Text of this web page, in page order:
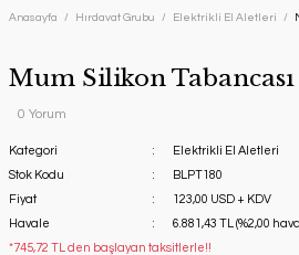
Anasayfa Hırdavat Grubu Elektrikli El Aletleri
Mum Silikon
0 Yorum
Kategori
Elektrikli El Aletleri
Stok Kodu
BLPT180
Fiyat
123,00 USD + KDV
Havale
6.881,43 TL (%2,00
*745,72 TL den başlayan taksitlerle!!